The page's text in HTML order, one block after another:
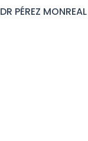
DR PÉREZ MONREAL